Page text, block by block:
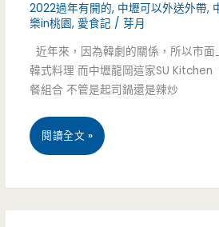
店-
宵
夜
場
2022過年有開的, 中壢可以外送外帶,
樂in桃園, 愛食記 /芽月
近年來，因為韓劇的關係，所以市
韓式料理 而中壢龍岡這家SU Kitchen
餐組合 不管是起司鍋還是辣炒
桃
閱讀全文 »